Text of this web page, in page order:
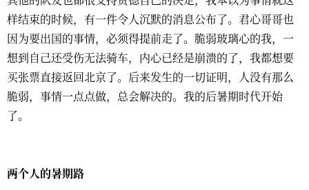
样结束的时候，有一件令人沉默的消息公布了。君心哥哥也
因为要出国的事情，必须得提前走了。脆弱玻璃心的我，一
想到自己还受伤无法骑车，内心已经是崩溃的了，我都想要
买张票直接返回北京了。后来发生的一切证明，人没有那么
脆弱，事情一点点做，总会解决的。我的后暑期时代开始
了。
两个人的暑期路